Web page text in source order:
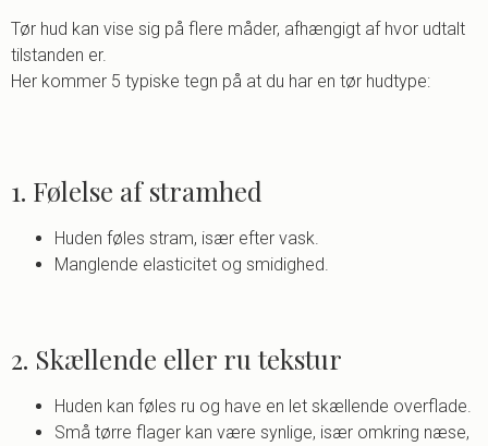
Tør hud kan vise sig på flere måder, afhængigt af hvor udtalt
tilstanden er.
Her kommer 5 typiske tegn på at du har en tør hudtype:
1. Følelse af stramhed
Huden føles stram, især efter vask.
Manglende elasticitet og smidighed.
2. Skællende eller ru tekstur
Huden kan føles ru og have en let skællende overflade.
Små tørre flager kan være synlige, især omkring næse,